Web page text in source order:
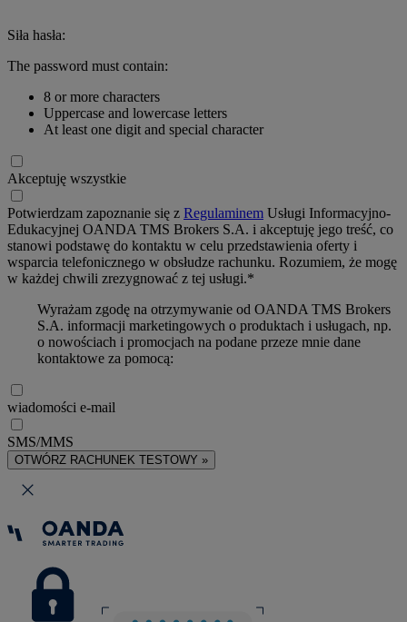
Siła hasła:
The password must contain:
8 or more characters
Uppercase and lowercase letters
At least one digit and special character
Akceptuję wszystkie
Potwierdzam zapoznanie się z Regulaminem Usługi Informacyjno-
Edukacyjnej OANDA TMS Brokers S.A. i akceptuję jego treść, co
stanowi podstawę do kontaktu w celu przedstawienia oferty i
wsparcia telefonicznego w obsłudze rachunku. Rozumiem, że mogę
w każdej chwili zrezygnować z tej usługi.*
Wyrażam zgodę na otrzymywanie od OANDA TMS Brokers
S.A. informacji marketingowych o produktach i usługach, np.
o nowościach i promocjach na podane przeze mnie dane
kontaktowe za pomocą:
wiadomości e-mail
SMS/MMS
OTWÓRZ RACHUNEK TESTOWY »